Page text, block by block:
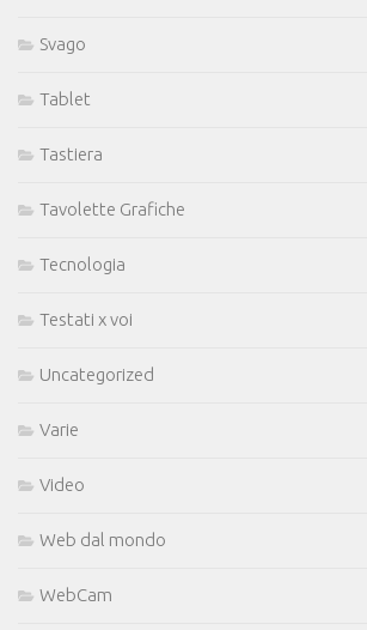
Svago
Tablet
Tastiera
Tavolette Grafiche
Tecnologia
Testati x voi
Uncategorized
Varie
Video
Web dal mondo
WebCam